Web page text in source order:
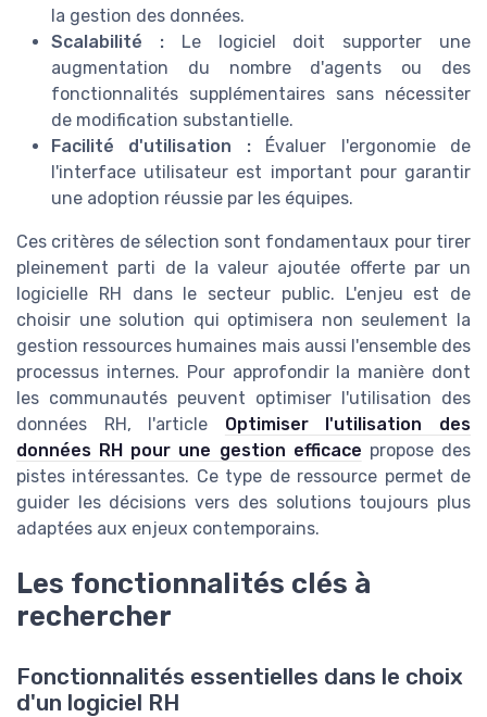
la gestion des données.
Scalabilité :Le logiciel doit supporter une
augmentation du nombre d'agents ou des
fonctionnalités supplémentaires sans nécessiter
de modification substantielle.
Facilité d'utilisation :Évaluer l'ergonomie de
l'interface utilisateur est important pour garantir
une adoption réussie par les équipes.
Ces critères de sélection sont fondamentaux pour tirer
pleinement parti de la valeur ajoutée offerte par un
logicielle RH dans le secteur public. L'enjeu est de
choisir une solution qui optimisera non seulement la
gestion ressources humaines mais aussi l'ensemble des
processus internes. Pour approfondir la manière dont
les communautés peuvent optimiser l'utilisation des
données RH, l'article Optimiser l'utilisation des
données RH pour une gestion efficace propose des
pistes intéressantes. Ce type de ressource permet de
guider les décisions vers des solutions toujours plus
adaptées aux enjeux contemporains.
Les fonctionnalités clés à
rechercher
Fonctionnalités essentielles dans le choix
d'un logiciel RH